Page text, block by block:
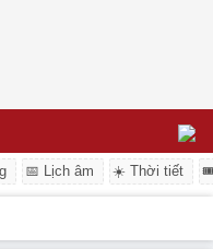
📅 Lịch âm ☀️ Thời tiết